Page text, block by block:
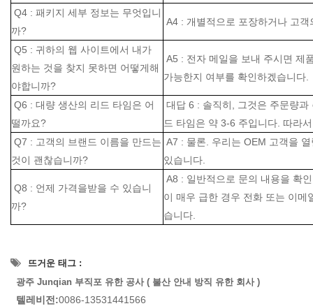
Q4 : 패키지 세부 정보는 무엇입니
까?
A4 : 개별적으로 포장하거나 고객
Q5 : 귀하의 웹 사이트에서 내가
원하는 것을 찾지 못하면 어떻게해
야합니까?
A5 : 전자 메일을 보내 주시면 제
가능한지 여부를 확인하겠습니다.
Q6 : 대량 생산의 리드 타임은 어
떨까요?
대답 6 : 솔직히, 그것은 주문량
드 타임은 약 3-6 주입니다. 따라
Q7 : 고객의 브랜드 이름을 만드는
것이 괜찮습니까?
A7 : 물론. 우리는 OEM 고객을
있습니다.
Q8 : 언제 가격을받을 수 있습니
까?
A8 : 일반적으로 문의 내용을 확
이 매우 급한 경우 전화 또는 이메
습니다.
뜨거운 태그 :
광주 Junqian 부직포 유한 공사 ( 불산 안내 방직 유한 회사 )
텔레비전:0086-13531441566